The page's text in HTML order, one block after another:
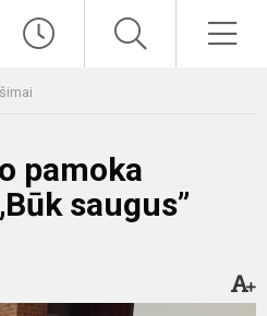
pamoka
saugus”